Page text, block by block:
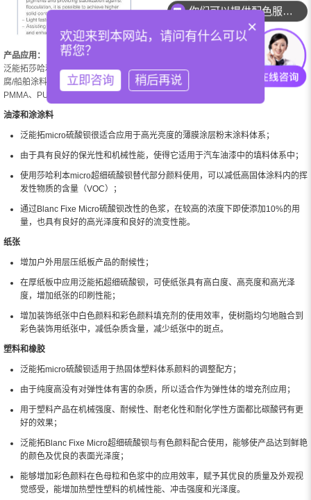
产品应用：
泛能拓莎哈利本Micro超细硫酸钡广泛适用于罐头涂料、卷材涂料、木器涂料、防
腐/船舶涂料、粉末涂料、汽车涂料等涂料；用于塑料和橡胶PVC、PP、PE、
PMMA、PUR、ABS、 PET等。
油漆和涂涂料
泛能拓micro硫酸钡很适合应用于高光亮度的薄膜涂层粉末涂料体系；
由于具有良好的保光性和机械性能，使得它适用于汽车油漆中的填料体系中；
使用莎哈利本micro超细硫酸钡替代部分颜料使用，可以减低高固体涂料内的挥
发性物质的含量（VOC）；
通过Blanc Fixe Micro硫酸钡改性的色浆，在较高的浓度下即使添加10%的用
量，也具有良好的高光泽度和良好的流变性能。
纸张
增加户外用层压纸板产品的耐候性；
在厚纸板中应用泛能拓超细硫酸钡，可使纸张具有高白度、高亮度和高光泽
度，增加纸张的印刷性能；
增加装饰纸张中白色颜料和彩色颜料填充剂的使用效率，使树脂均匀地融合到
彩色装饰用纸张中，减低杂质含量，减少纸张中的斑点。
塑料和橡胶
泛能拓micro硫酸钡适用于热固体塑料体系颜料的调整配方；
由于纯度高没有对弹性体有害的杂质，所以适合作为弹性体的增充剂应用；
用于塑料产品在机械强度、耐候性、耐老化性和耐化学性方面都比碳酸钙有更
好的效果；
泛能拓Blanc Fixe Micro超细硫酸钡与有色颜料配合使用，能够使产品达到鲜艳
的颜色及优良的表面光泽度；
能够增加彩色颜料在色母粒和色浆中的应用效率，赋予其优良的质量及外观视
觉感受，能增加热塑性塑料的机械性能、冲击强度和光泽度。
你们可以提供配色服务吗？
×
欢迎来到本网站，请问有什么可以
帮您？
立即咨询 稍后再说